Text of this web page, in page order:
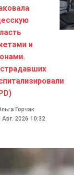
и
Горчак
Авг. 2026 10:32